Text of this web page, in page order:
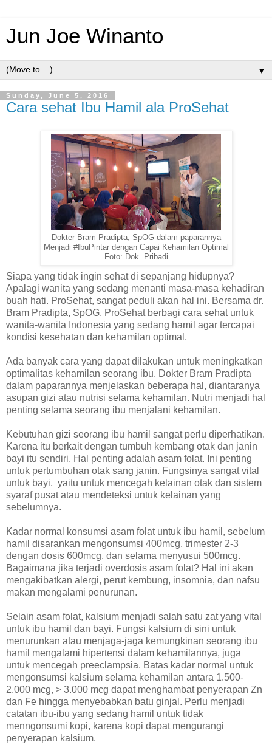
Jun Joe Winanto
▼
Sunday, June 5, 2016
Cara sehat Ibu Hamil ala ProSehat
Dokter Bram Pradipta, SpOG dalam paparannya
Menjadi #IbuPintar dengan Capai Kehamilan Optimal
Foto: Dok. Pribadi
Siapa yang tidak ingin sehat di sepanjang hidupnya?
Apalagi wanita yang sedang menanti masa-masa kehadiran
buah hati. ProSehat, sangat peduli akan hal ini. Bersama dr.
Bram Pradipta, SpOG, ProSehat berbagi cara sehat untuk
wanita-wanita Indonesia yang sedang hamil agar tercapai
kondisi kesehatan dan kehamilan optimal.
Ada banyak cara yang dapat dilakukan untuk meningkatkan
optimalitas kehamilan seorang ibu. Dokter Bram Pradipta
dalam paparannya menjelaskan beberapa hal, diantaranya
asupan gizi atau nutrisi selama kehamilan. Nutri menjadi hal
penting selama seorang ibu menjalani kehamilan.
Kebutuhan gizi seorang ibu hamil sangat perlu diperhatikan.
Karena itu berkait dengan tumbuh kembang otak dan janin
bayi itu sendiri. Hal penting adalah asam folat. Ini penting
untuk pertumbuhan otak sang janin. Fungsinya sangat vital
untuk bayi, yaitu untuk mencegah kelainan otak dan sistem
syaraf pusat atau mendeteksi untuk kelainan yang
sebelumnya.
Kadar normal konsumsi asam folat untuk ibu hamil, sebelum
hamil disarankan mengonsumsi 400mcg, trimester 2-3
dengan dosis 600mcg, dan selama menyusui 500mcg.
Bagaimana jika terjadi overdosis asam folat? Hal ini akan
mengakibatkan alergi, perut kembung, insomnia, dan nafsu
makan mengalami penurunan.
Selain asam folat, kalsium menjadi salah satu zat yang vital
untuk ibu hamil dan bayi. Fungsi kalsium di sini untuk
menurunkan atau menjaga-jaga kemungkinan seorang ibu
hamil mengalami hipertensi dalam kehamilannya, juga
untuk mencegah preeclampsia. Batas kadar normal untuk
mengonsumsi kalsium selama kehamilan antara 1.500-
2.000 mcg, > 3.000 mcg dapat menghambat penyerapan Zn
dan Fe hingga menyebabkan batu ginjal. Perlu menjadi
catatan ibu-ibu yang sedang hamil untuk tidak
menngonsumi kopi, karena kopi dapat mengurangi
penyerapan kalsium.